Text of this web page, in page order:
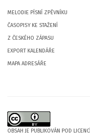
MELODIE PÍSNÍ ZPĚVNÍKU
ČASOPISY KE STAŽENÍ
Z ČESKÉHO ZÁPASU
EXPORT KALENDÁŘE
MAPA ADRESÁŘE
OBSAH JE PUBLIKOVÁN POD LICENCÍ